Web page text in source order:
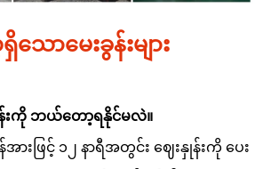
ောမေးခွန်းများ
န်းကို ဘယ်တော့ရနိုင်မလဲ။
းဖြင့် ၁၂ နာရီအတွင်း ဈေးနှုန်းကို ပေး